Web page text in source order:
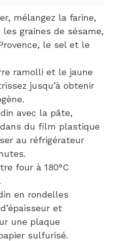
mélangez la farine,
graines de sésame,
le sel et le
ramolli et le jaune
jusqu’à obtenir
avec la pâte,
du film plastique
au réfrigérateur
four à 180°C
en rondelles
et
une plaque
sulfurisé.